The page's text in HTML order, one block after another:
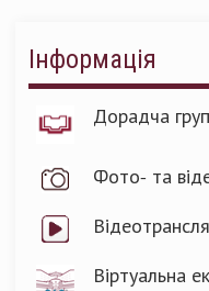
Інформація
Дорадча
Фото- та
Віртуальна